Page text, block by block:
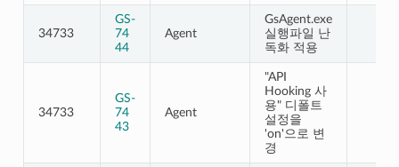
34733
GS-
74
44
Agent
GsAgent.exe
실행파일 난
독화 적용
34733
GS-
74
43
Agent
"API
Hooking 사
용" 디폴트
설정을
'on'으로 변
경